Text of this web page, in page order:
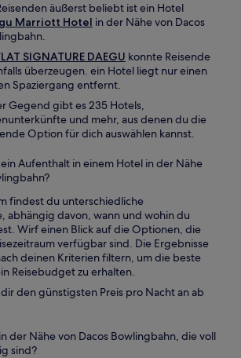
äußerst beliebt ist ein Hotel
Marriott Hotel in der Nähe von Dacos
SIGNATURE DAEGU konnte Reisende
überzeugen. ein Hotel liegt nur einen
Spaziergang entfernt.
Gegend gibt es 235 Hotels,
und mehr, aus denen du die
Option für dich auswählen kannst.
Aufenthalt in einem Hotel in der Nähe
findest du unterschiedliche
abhängig davon, wann und wohin du
Wirf einen Blick auf die Optionen, die
verfügbar sind. Die Ergebnisse
deinen Kriterien filtern, um die beste
Reisebudget zu erhalten.
den günstigsten Preis pro Nacht an ab
der Nähe von Dacos Bowlingbahn, die voll
sind?